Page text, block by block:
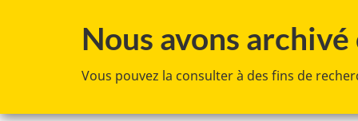
Nous avons
Vous pouvez la consulter à des fins de